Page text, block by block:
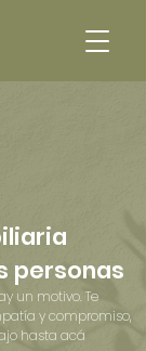
personas
un motivo. Te
y compromiso,
hasta acá